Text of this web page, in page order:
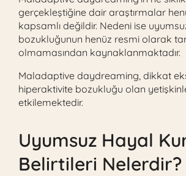
gerçekleştiğine dair araştırmalar
kapsamlı değildir. Nedeni ise
bozukluğunun henüz resmi olarak
olmamasından kaynaklanmaktadır.
Maladaptive daydreaming, dikkat
hiperaktivite bozukluğu olan
etkilemektedir.
Uyumsuz Hayal
Belirtileri Nelerdir?